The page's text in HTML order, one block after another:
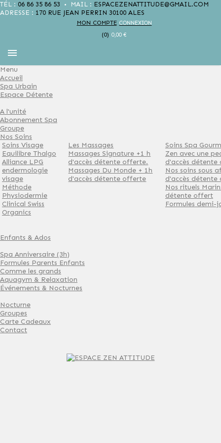
Warning: Use of undefined constant FILE - assumed 'FILE' (this
will throw an Error in a future version of PHP) in
TÉL : 06 86 35 86 53 MAIL : ESPACEZENATTITUDE@GMAIL.COM
ADRESSE : 170 RUE JEAN PERRIN 30100 ALES
MON COMPTE CONNEXION
(0) 0,00 €
Menu
Accueil
Spa Urbain
Espace Détente
A l'unité
Abonnement Spa
Groupe
Nos Soins
Soins Visage
Equilibre Thalgo
Alliance LPG
endermologie
visage
Méthode
Physiodermie
Clinical Swiss
Organics
Les Massages
Massages Signature +1 h
d'accès détente offerte.
Massages Du Monde + 1h
d'accès détente offerte
Soins Spa
Zen avec une
d'accès
Nos soins sous
d'accès
Nos rituels
détente offert
Formules demi-
Enfants & Ados
Spa Anniversaire (3h)
Formules Parents Enfants
Comme les grands
Aquagym & Relaxation
Événements & Nocturnes
Nocturne
Groupes
Carte Cadeaux
Contact